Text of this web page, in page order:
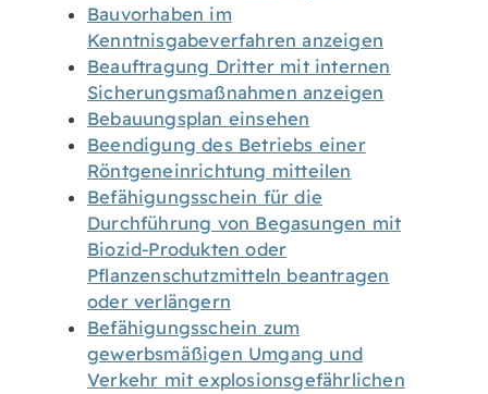
Bauvorhaben im
Kenntnisgabeverfahren anzeigen
Beauftragung Dritter mit internen
Sicherungsmaßnahmen anzeigen
Bebauungsplan einsehen
Beendigung des Betriebs einer
Röntgeneinrichtung mitteilen
Befähigungsschein für die
Durchführung von Begasungen mit
Biozid-Produkten oder
Pflanzenschutzmitteln beantragen
oder verlängern
Befähigungsschein zum
gewerbsmäßigen Umgang und
Verkehr mit explosionsgefährlichen